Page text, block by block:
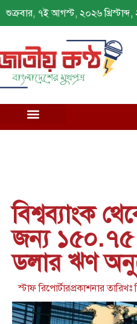
শুক্রবার, ৭ই আগস্ট, ২০২৬ খ্রিস্টাব্দ,
বিশ্বব্যাংক
জন্য ১৫০.৭৫
ডলার ঋণ
স্টাফ রিপোর্টারপ্রকাশনার তারিখঃ